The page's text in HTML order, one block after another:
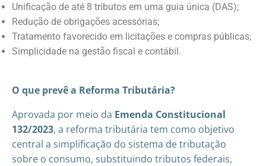
Unificação de até 8 tributos em uma guia única (DAS);
Redução de obrigações acessórias;
Tratamento favorecido em licitações e compras públicas;
Simplicidade na gestão fiscal e contábil.
O que prevê a Reforma Tributária?
Aprovada por meio da Emenda Constitucional
132/2023, a reforma tributária tem como objetivo
central a simplificação do sistema de tributação
sobre o consumo, substituindo tributos federais,